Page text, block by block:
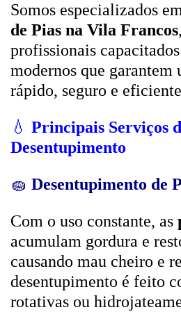
Somos especializados em
de Pias na Vila Francos
profissionais
modernos que garantem
rápido, seguro e
💧 Principais Serviços
Desentupimento
🧽 Desentupimento de
Com o uso constante, as
acumulam gordura e
causando mau cheiro e
desentupimento é feito
rotativas ou